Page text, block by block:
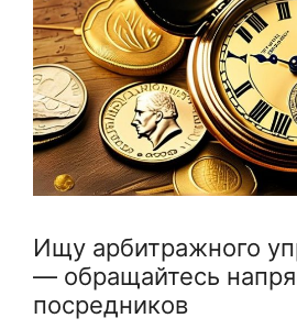
Ищу арбитражного
— обращайтесь
посредников